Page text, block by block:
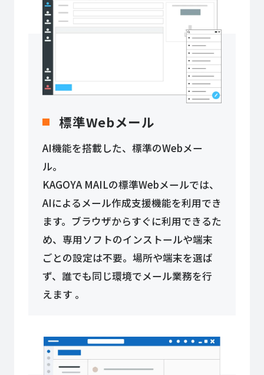
標準Webメール
AI機能を搭載した、標準のWebメー
ル。
KAGOYA MAILの標準Webメールでは、
AIによるメール作成支援機能を利用でき
ます。ブラウザからすぐに利用できるた
め、専用ソフトのインストールや端末
ごとの設定は不要。場所や端末を選ば
ず、誰でも同じ環境でメール業務を行
えます 。